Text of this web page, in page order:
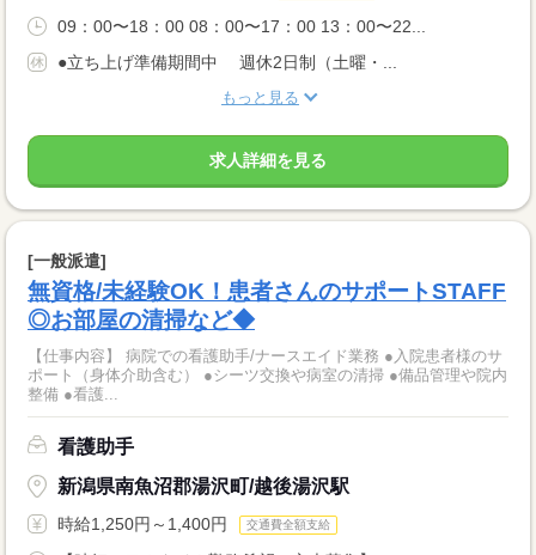
09：00〜18：00 08：00〜17：00 13：00〜22...
●立ち上げ準備期間中 週休2日制（土曜・...
もっと見る
求人詳細を見る
[一般派遣]
無資格/未経験OK！患者さんのサポートSTAFF
◎お部屋の清掃など◆
【仕事内容】 病院での看護助手/ナースエイド業務 ●入院患者様のサ
ポート（身体介助含む） ●シーツ交換や病室の清掃 ●備品管理や院内
整備 ●看護...
看護助手
新潟県南魚沼郡湯沢町/越後湯沢駅
時給1,250円～1,400円 交通費全額支給